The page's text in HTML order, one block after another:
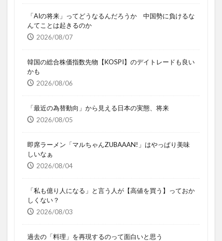
「AIの将来」ってどうなるんだろうか 中国勢に負けるな
んてことは起きるのか
2026/08/07
韓国の総合株価指数先物【KOSPI】のデイトレードも良い
かも
2026/08/06
「最近の為替動向」から見える日本の実態、将来
2026/08/05
即席ラーメン「マルちゃんZUBAAAN!」はやっぱり美味
しいなぁ
2026/08/04
「私も億り人になる」と言う人が【高値を買う】っておか
しくない？
2026/08/03
過去の「料理」を再現するのって面白いと思う